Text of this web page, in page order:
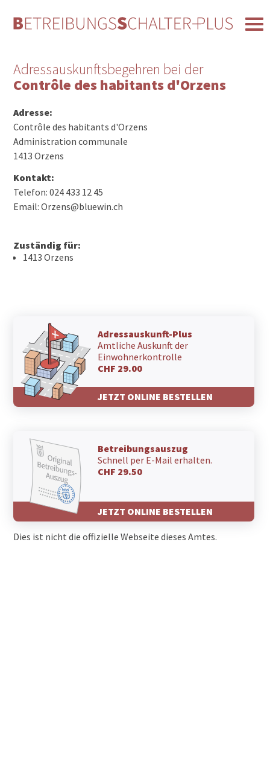
Adressauskunftsbegehren bei der
Contrôle des habitants d'Orzens
Adresse:
Contrôle des habitants d'Orzens
Administration communale
1413 Orzens
Kontakt:
Telefon: 024 433 12 45
Email: Orzens@bluewin.ch
Zuständig für:
1413 Orzens
Adressauskunft-Plus
Amtliche Auskunft der
Einwohnerkontrolle
CHF 29.00
JETZT ONLINE BESTELLEN
Betreibungsauszug
Schnell per E-Mail erhalten.
CHF 29.50
JETZT ONLINE BESTELLEN
Dies ist nicht die offizielle Webseite dieses Amtes.